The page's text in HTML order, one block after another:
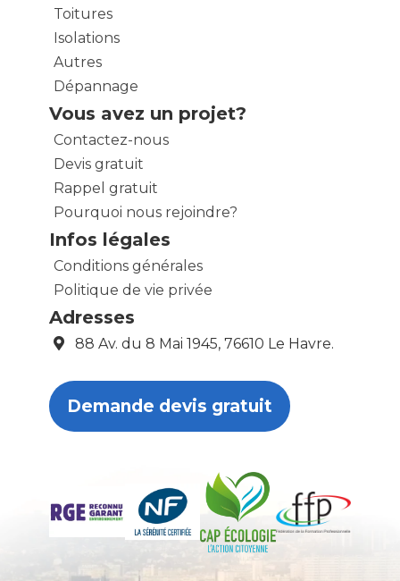
Toitures
Isolations
Autres
Dépannage
Vous avez un projet?
Contactez-nous
Devis gratuit
Rappel gratuit
Pourquoi nous rejoindre?
Infos légales
Conditions générales
Politique de vie privée
Adresses
88 Av. du 8 Mai 1945, 76610 Le Havre.
Demande devis gratuit